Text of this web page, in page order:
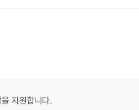
지원합니다.